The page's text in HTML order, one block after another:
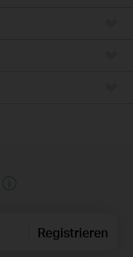
Registrieren